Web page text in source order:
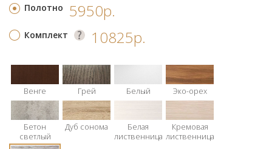
Полотно 5950р.
Комплект 10825р.
Венге Грей Белый Эко-орех
Бетон
светлый
Дуб сонома
Белая
лиственница
Кремовая
лиственница